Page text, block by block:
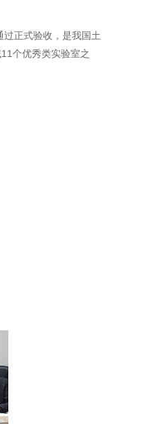
正式验收，是我国土
个优秀类实验室之